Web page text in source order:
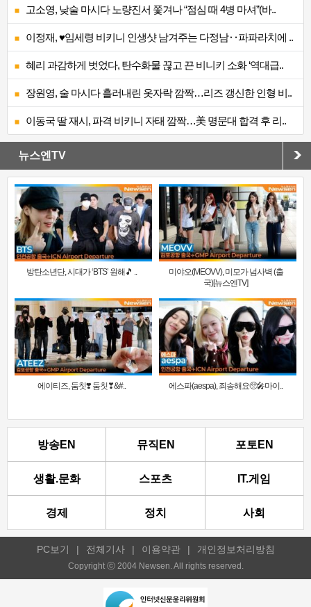
고소영, 낮술 마시다 노량진서 쫓겨나 “점심 때 4병 마셔”(바..
이정재, ♥임세령 비키니 인생샷 남겨주는 다정남‥파파라치에 ..
혜리 과감하게 벗었다, 탄수화물 끊고 끈 비니키 소화 ‘역대급..
장원영, 술 마시다 흘러내린 옷자락 깜짝…리즈 갱신한 인형 비..
이동국 딸 재시, 파격 비키니 자태 깜짝…美 명문대 합격 후 리..
뉴스엔TV
방탄소년단, 시대가 ‘BTS’ 원해🎵 ..
미야오(MEOVV), 미모가 넘사벽 (출
국)[뉴스엔TV]
에이티즈, 둠칫❣️ 둠칫❣&#.. 에스파(aespa), 죄송해요🥺🎤마이..
방송EN 뮤직EN 포토EN
생활.문화 스포츠 IT.게임
경제 정치 사회
PC보기 | 전체기사 | 이용약관 | 개인정보처리방침
Copyright ⓒ 2004 Newsen. All rights reserved.